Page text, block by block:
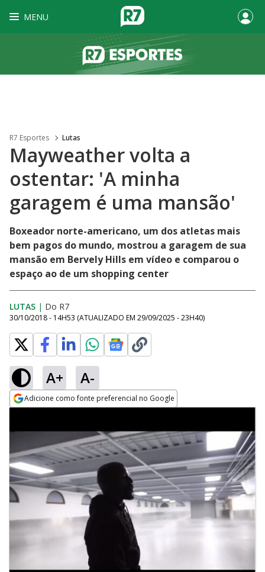
MENU
R7 Esportes Lutas
Mayweather volta a
ostentar: 'A minha
garagem é uma mansão'
Boxeador norte-americano, um dos atletas mais
bem pagos do mundo, mostrou a garagem de sua
mansão em Bervely Hills em vídeo e comparou o
espaço ao de um shopping center
LUTAS | Do R7
30/10/2018 - 14H53 (ATUALIZADO EM 29/09/2025 - 23H40)
A+ A-
Adicione como fonte preferencial no Google